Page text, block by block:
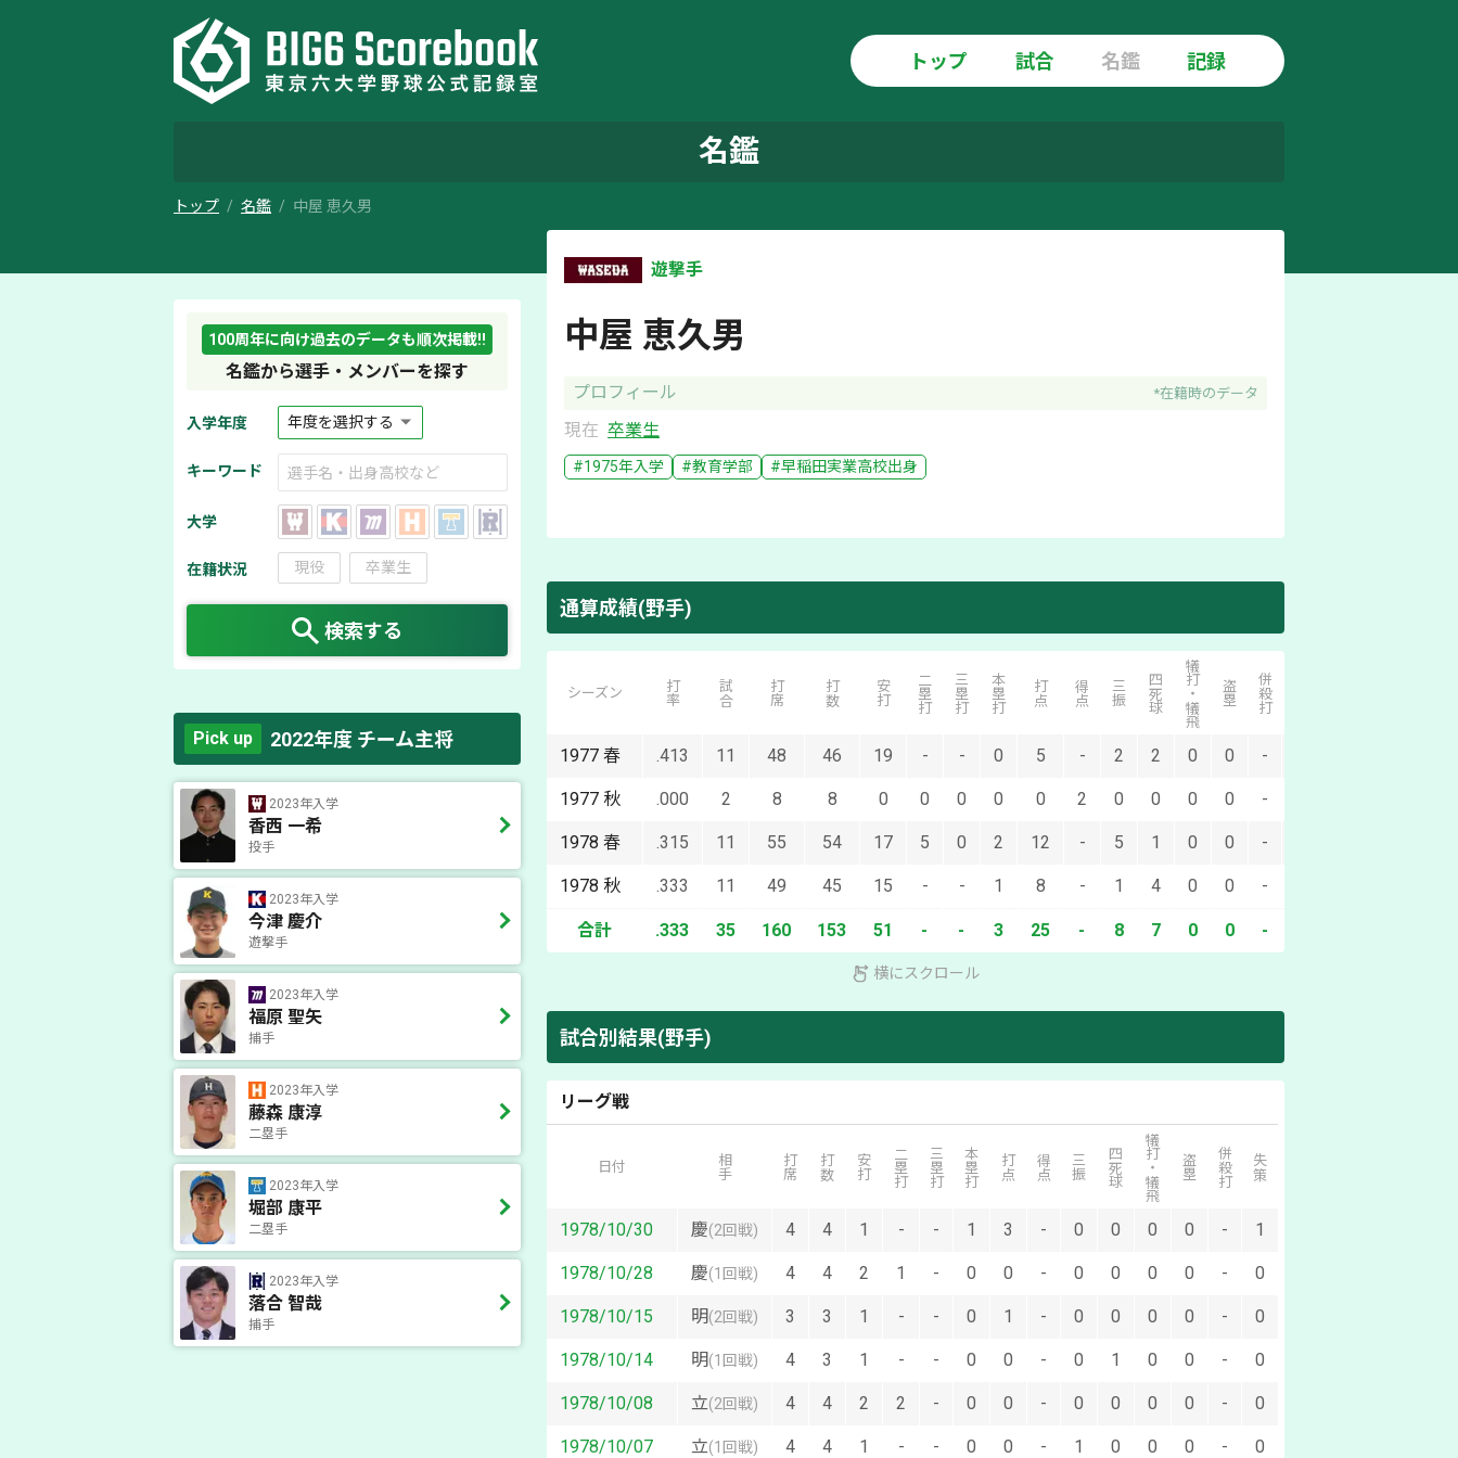
トップ 試合 名鑑 記録
名鑑
トップ 名鑑 中屋 恵久男
100周年に向け過去のデータも順次掲載!!
名鑑から選手・メンバーを探す
入学年度
キーワード
大学
在籍状況 現役 卒業生
検索する
Pick up 2022年度 チーム主将
2023年入学
香西 一希
投手
2023年入学
今津 慶介
遊撃手
2023年入学
福原 聖矢
捕手
2023年入学
藤森 康淳
二塁手
2023年入学
堀部 康平
二塁手
2023年入学
落合 智哉
捕手
遊撃手
中屋 恵久男
プロフィール *在籍時のデータ
現在 卒業生
#1975年入学 #教育学部 #早稲田実業高校出身
通算成績(野手)
シーズン 打率 試合 打席 打数 安打 二塁打 三塁打 本塁打 打点 得点 三振 四死球 犠打・犠飛 盗塁 併殺打
1977 春 .413 11 48 46 19 - - 0 5 - 2 2 0 0 -
1977 秋 .000 2 8 8 0 0 0 0 0 2 0 0 0 0 -
1978 春 .315 11 55 54 17 5 0 2 12 - 5 1 0 0 -
1978 秋 .333 11 49 45 15 - - 1 8 - 1 4 0 0 -
合計 .333 35 160 153 51 - - 3 25 - 8 7 0 0 -
横にスクロール
試合別結果(野手)
リーグ戦
日付 相手 打席 打数 安打 二塁打 三塁打 本塁打 打点 得点 三振 四死球 犠打・犠飛 盗塁 併殺打 失策
1978/10/30 慶(2回戦) 4 4 1 - - 1 3 - 0 0 0 0 - 1
1978/10/28 慶(1回戦) 4 4 2 1 - 0 0 - 0 0 0 0 - 0
1978/10/15 明(2回戦) 3 3 1 - - 0 1 - 0 0 0 0 - 0
1978/10/14 明(1回戦) 4 3 1 - - 0 0 - 0 1 0 0 - 0
1978/10/08 立(2回戦) 4 4 2 2 - 0 0 - 0 0 0 0 - 0
1978/10/07 立(1回戦) 4 4 1 - - 0 0 - 1 0 0 0 - 0